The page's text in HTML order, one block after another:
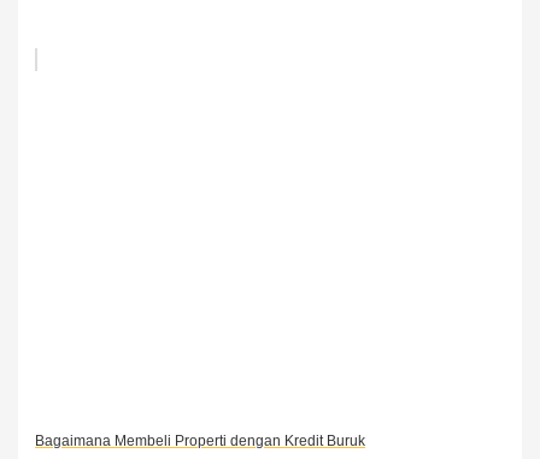
Bagaimana Membeli Properti dengan Kredit Buruk